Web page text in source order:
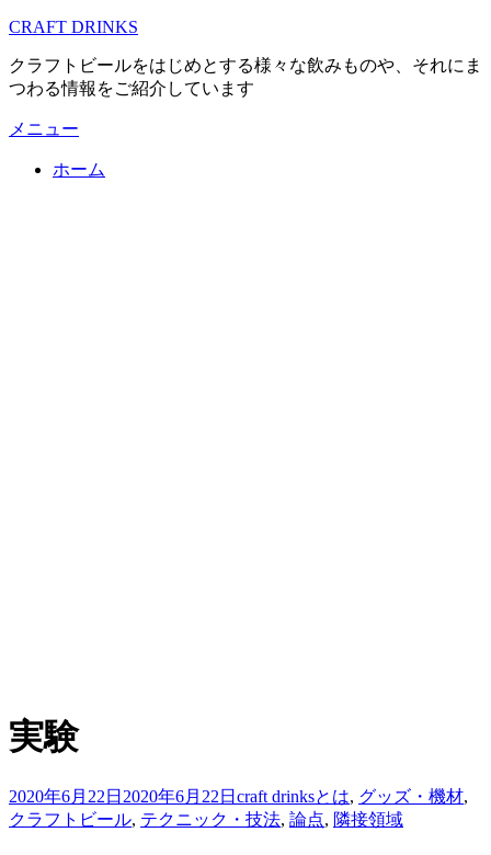
コ
テ
ン
ツ
へ
CRAFT DRINKS
クラフトビールをはじめとする様々な飲みものや、それにま
つわる情報をご紹介しています
メニュー
ホーム
タグ
:
実験
投
稿
2020年6月22日 2020年6月22日 craft drinksとは, グッズ・機材,
クラフトビール, テクニック・技法, 論点, 隣接領域